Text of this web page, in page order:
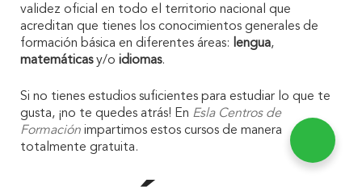
validez oficial en todo el territorio nacional que
acreditan que tienes los conocimientos generales de
formación básica en diferentes áreas: lengua,
matemáticasy/o idiomas.
Si no tienes estudios suficientes para estudiar lo que te
gusta, ¡no te quedes atrás! En Esla Centros de
Formación impartimos estos cursos de manera
totalmente gratuita.